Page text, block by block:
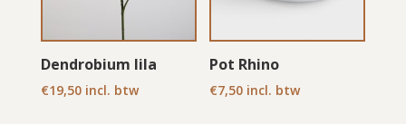
Dendrobium lila
€19,50 incl. btw
Pot Rhino
€7,50 incl. btw